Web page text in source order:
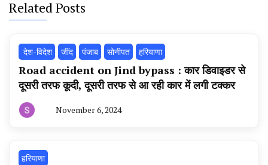
Related Posts
‌ देश-विदेश ‌जींद पंजाब सोनीपत हरियाणा
Road accident on Jind bypass : कार डिवाइडर से
दूसरी तरफ कूदी, दूसरी तरफ से आ रही कार में लगी टक्कर
November 6, 2024
हरियाणा